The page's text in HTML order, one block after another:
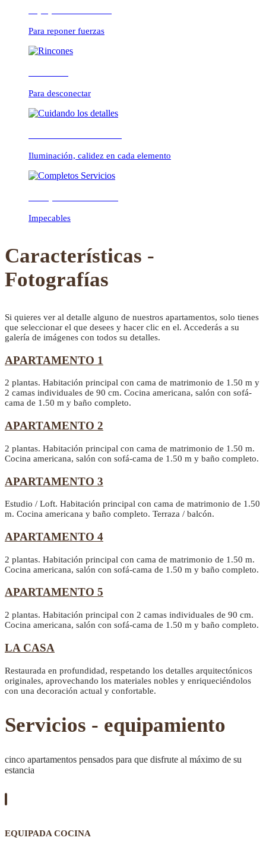
Previous Next
Para reponer fuerzas
Para desconectar
Iluminación, calidez en cada elemento
Impecables
Características -
Fotografías
Si quieres ver al detalle alguno de nuestros apartamentos, solo tienes
que seleccionar el que desees y hacer clic en el. Accederás a su
galería de imágenes con todos su detalles.
APARTAMENTO 1
2 plantas. Habitación principal con cama de matrimonio de 1.50 m y
2 camas individuales de 90 cm. Cocina americana, salón con sofá-
cama de 1.50 m y baño completo.
APARTAMENTO 2
2 plantas. Habitación principal con cama de matrimonio de 1.50 m.
Cocina americana, salón con sofá-cama de 1.50 m y baño completo.
APARTAMENTO 3
Estudio / Loft. Habitación principal con cama de matrimonio de 1.50
m. Cocina americana y baño completo. Terraza / balcón.
APARTAMENTO 4
2 plantas. Habitación principal con cama de matrimonio de 1.50 m.
Cocina americana, salón con sofá-cama de 1.50 m y baño completo.
APARTAMENTO 5
2 plantas. Habitación principal con 2 camas individuales de 90 cm.
Cocina americana, salón con sofá-cama de 1.50 m y baño completo.
LA CASA
Restaurada en profundidad, respetando los detalles arquitectónicos
originales, aprovechando los materiales nobles y enriqueciéndolos
con una decoración actual y confortable.
Servicios - equipamiento
cinco apartamentos pensados para que disfrute al máximo de su
estancia
EQUIPADA COCINA